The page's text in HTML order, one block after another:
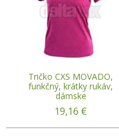
Tričko CXS MOVADO,
funkčný, krátky rukáv,
dámske
19,16 €